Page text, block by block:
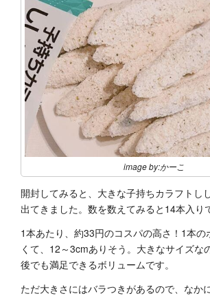
image by:かーこ
開封してみると、大きな子持ちカラフトし
出てきました。数を数えてみると14本入り
1本あたり、約33円のコスパの高さ！1本の
くて、12～3cmありそう。大きなサイズな
後でも満足できるボリュームです。
ただ大きさにはバラつきがあるので、なか